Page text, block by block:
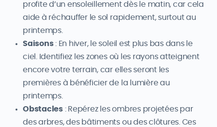
profite d’un ensoleillement dès le matin, car cela
aide à réchauffer le sol rapidement, surtout au
printemps.
Saisons: En hiver, le soleil est plus bas dans le
ciel. Identifiez les zones où les rayons atteignent
encore votre terrain, car elles seront les
premières à bénéficier de la lumière au
printemps.
Obstacles: Repérez les ombres projetées par
des arbres, des bâtiments ou des clôtures. Ces